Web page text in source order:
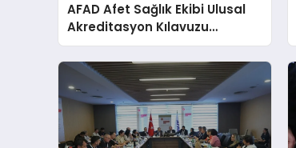
AFAD Afet Sağlık Ekibi Ulusal
Akreditasyon Kılavuzu
Çalıştayı Düzenlendi